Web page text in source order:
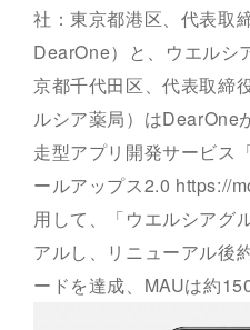
社：東京都港区、代表取
DearOne）と、ウエルシ
京都千代田区、代表取締
ルシア薬局）はDearOne
走型アプリ開発サービス
ールアップス2.0 https://
用して、「ウエルシアグ
アルし、リニューアル後
ードを達成、MAUは約